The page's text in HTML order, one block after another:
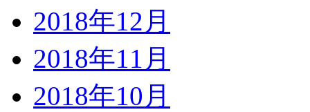
2018年12月
2018年11月
2018年10月